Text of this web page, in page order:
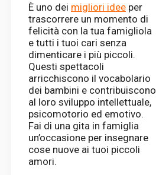
È uno dei migliori idee per
trascorrere un momento di
felicità con la tua famigliola
e tutti i tuoi cari senza
dimenticare i più piccoli.
Questi spettacoli
arricchiscono il vocabolario
dei bambini e contribuiscono
al loro sviluppo intellettuale,
psicomotorio ed emotivo.
Fai di una gita in famiglia
un’occasione per insegnare
cose nuove ai tuoi piccoli
amori.